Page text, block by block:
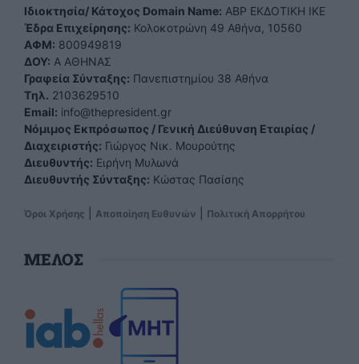
Ιδιοκτησία/ Κάτοχος Domain Name: ΑBP ΕΚΔΟΤΙΚΗ ΙΚΕ
Έδρα Επιχείρησης: Κολοκοτρώνη 49 Αθήνα, 10560
ΑΦΜ: 800949819
ΔΟΥ: Α ΑΘΗΝΑΣ
Γραφεία Σύνταξης: Πανεπιστημίου 38 Αθήνα
Tηλ. 2103629510
Email: info@thepresident.gr
Νόμιμος Εκπρόσωπος / Γενική Διεύθυνση Εταιρίας /
Διαχειριστής: Γιώργος Νικ. Μουρούτης
Διευθυντής: Ειρήνη Μυλωνά
Διευθυντής Σύνταξης: Κώστας Πασίσης
Όροι Χρήσης Αποποίηση Ευθυνών Πολιτική Απορρήτου
ΜΕΛΟΣ